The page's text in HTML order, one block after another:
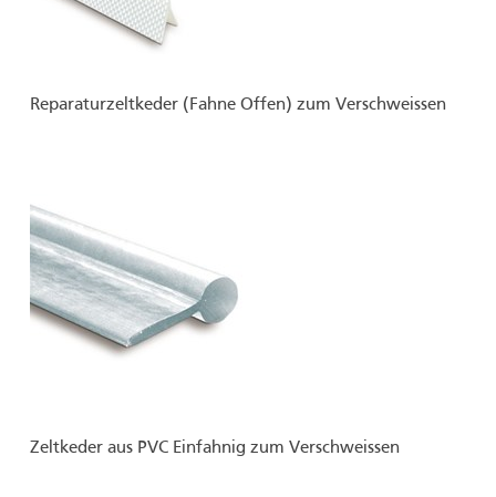
Reparaturzeltkeder (Fahne Offen) zum Verschweissen
Zeltkeder aus PVC Einfahnig zum Verschweissen